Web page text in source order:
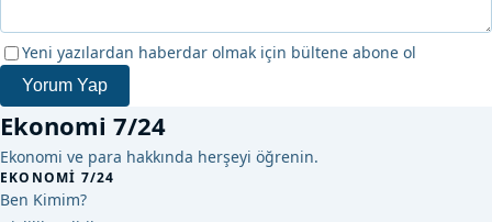
Yeni yazılardan haberdar olmak için bültene abone ol
Yorum Yap
Ekonomi 7/24
Ekonomi ve para hakkında herşeyi öğrenin.
EKONOMI 7/24
Ben Kimim?